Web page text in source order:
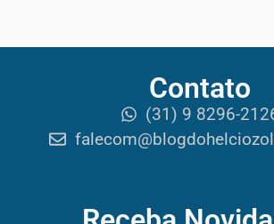
Contato
(31) 9 8296-